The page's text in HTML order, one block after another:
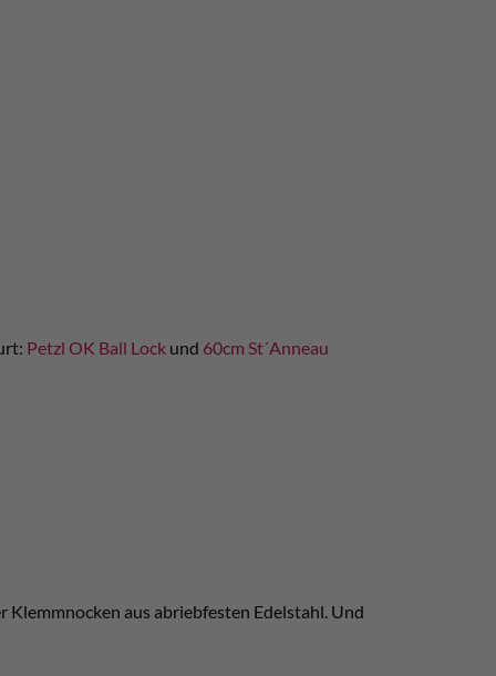
Petzl OK Ball Lockund 60cm St´Anneau
aus abriebfesten Edelstahl. Und